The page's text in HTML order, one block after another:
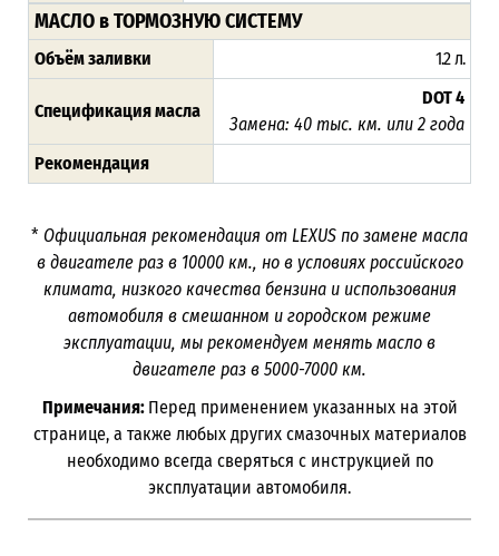
МАСЛО в ТОРМОЗНУЮ СИСТЕМУ
Объём заливки 1.2 л.
Спецификация масла
DOT 4
Замена: 40 тыс. км. или 2 года
Рекомендация
* Официальная рекомендация от LEXUS по замене масла
в двигателе раз в 10000 км., но в условиях российского
климата, низкого качества бензина и использования
автомобиля в смешанном и городском режиме
эксплуатации, мы рекомендуем менять масло в
двигателе раз в 5000-7000 км.
Примечания: Перед применением указанных на этой
странице, а также любых других смазочных материалов
необходимо всегда сверяться с инструкцией по
эксплуатации автомобиля.